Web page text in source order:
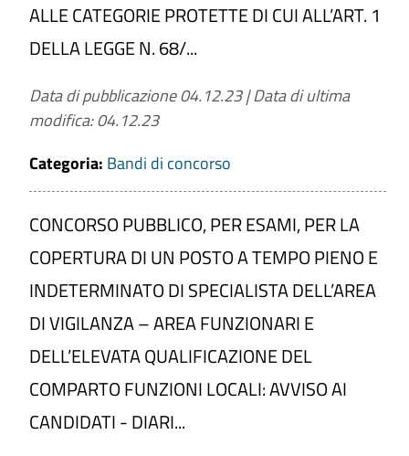
ALLE CATEGORIE PROTETTE DI CUI ALL’ART. 1
DELLA LEGGE N. 68/...
Data di pubblicazione 04.12.23|Data di ultima
modifica: 04.12.23
Categoria: Bandi di concorso
CONCORSO PUBBLICO, PER ESAMI, PER LA
COPERTURA DI UN POSTO A TEMPO PIENO E
INDETERMINATO DI SPECIALISTA DELL’AREA
DI VIGILANZA – AREA FUNZIONARI E
DELL’ELEVATA QUALIFICAZIONE DEL
COMPARTO FUNZIONI LOCALI: AVVISO AI
CANDIDATI - DIARI...